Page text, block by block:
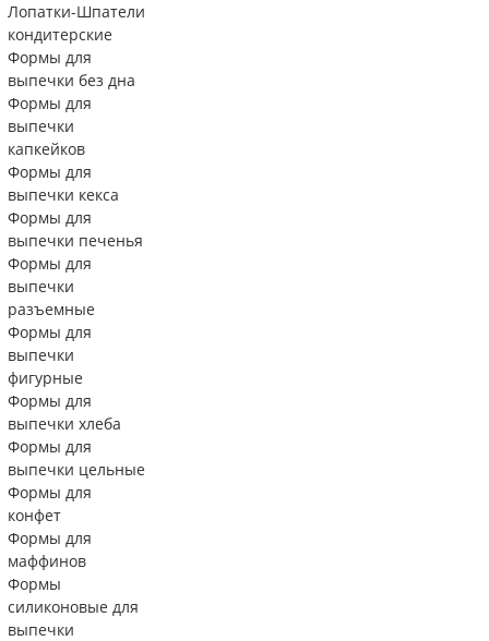
Лопатки-Шпатели
кондитерские
Формы для
выпечки без дна
Формы для
выпечки
капкейков
Формы для
выпечки кекса
Формы для
выпечки печенья
Формы для
выпечки
разъемные
Формы для
выпечки
фигурные
Формы для
выпечки хлеба
Формы для
выпечки цельные
Формы для
конфет
Формы для
маффинов
Формы
силиконовые для
выпечки